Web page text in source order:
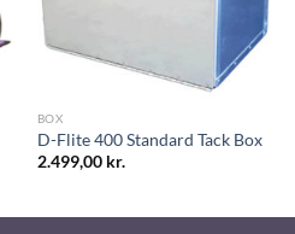
BOX
D-Flite 400 Standard Tack Box
2.499,00 kr.